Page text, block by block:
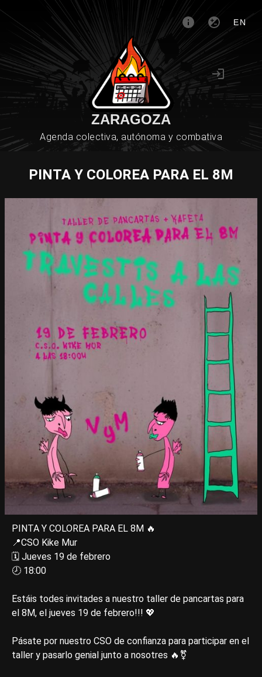
EN
ZARAGOZA
Agenda colectiva, autónoma y combativa
PINTA Y COLOREA PARA EL 8M
PINTA Y COLOREA PARA EL 8M 🔥
📍CSO Kike Mur
🗓️ Jueves 19 de febrero
🕗 18:00
Estáis todes invitades a nuestro taller de pancartas para
el 8M, el jueves 19 de febrero!!! 💖
Pásate por nuestro CSO de confianza para participar en el
taller y pasarlo genial junto a nosotres 🔥⚧️